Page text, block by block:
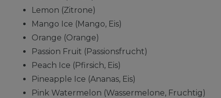
Lemon (Zitrone)
Mango Ice (Mango, Eis)
Orange (Orange)
Passion Fruit (Passionsfrucht)
Peach Ice (Pfirsich, Eis)
Pineapple Ice (Ananas, Eis)
Pink Watermelon (Wassermelone, Fruchtig)